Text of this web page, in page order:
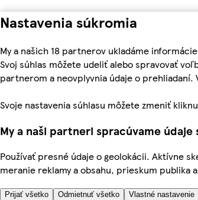
Nastavenia súkromia
My a našich 18 partnerov ukladáme
Svoj súhlas môžete udeliť alebo spravovať
partnerom a neovplyvnia údaje o prehliadaní.
Svoje nastavenia súhlasu môžete zmeniť
My a naši partneri spracúvame údaje
Používať presné údaje o geolokácii. Aktívne
meranie reklamy a obsahu, prieskum publika
Prijať všetko Odmietnuť všetko Vlastné nastavenie